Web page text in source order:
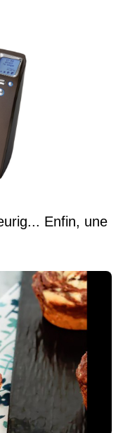
Enfin, une